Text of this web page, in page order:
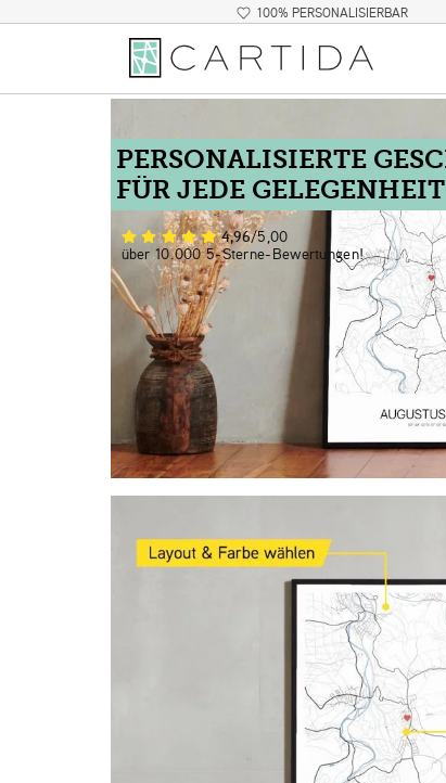
100% PERSONALISIERBAR
PERSONALISIERTE
FÜR JEDE GELEGENHEIT
4,96/5,00
über 10.000 5-Sterne-Bewertungen!